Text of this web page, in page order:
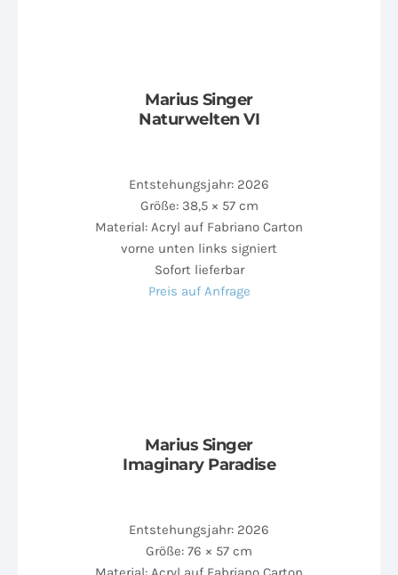
Marius Singer
Naturwelten VI
Entstehungsjahr: 2026
Größe: 38,5 × 57 cm
Material: Acryl auf Fabriano Carton
vorne unten links signiert
Sofort lieferbar
Preis auf Anfrage
Marius Singer
Imaginary Paradise
Entstehungsjahr: 2026
Größe: 76 × 57 cm